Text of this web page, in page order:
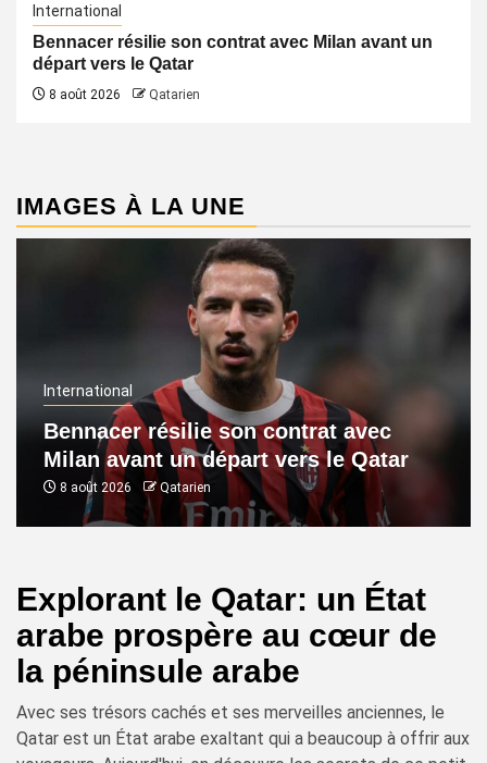
International
Bennacer résilie son contrat avec Milan avant un
départ vers le Qatar
8 août 2026 Qatarien
IMAGES À LA UNE
International
Bennacer résilie son contrat avec
Milan avant un départ vers le Qatar
8 août 2026 Qatarien
Explorant le Qatar: un État
arabe prospère au cœur de
la péninsule arabe
Avec ses trésors cachés et ses merveilles anciennes, le
Qatar est un État arabe exaltant qui a beaucoup à offrir aux